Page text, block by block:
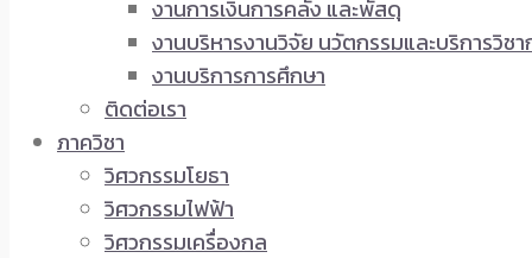
งานการเงินการคลัง และพัสดุ
งานบริหารงานวิจัย นวัตกรรมและบริการวิชา
งานบริการการศึกษา
ติดต่อเรา
ภาควิชา
วิศวกรรมโยธา
วิศวกรรมไฟฟ้า
วิศวกรรมเครื่องกล